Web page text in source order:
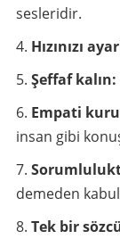
sesleridir.
Hızınızı
Şeffaf kalın:
Empati
insan gibi
demeden
Tek bir